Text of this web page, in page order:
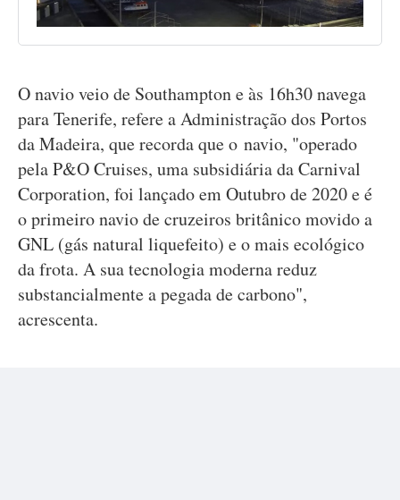
O navio veio de Southampton e às 16h30 navega
para Tenerife, refere a Administração dos Portos
da Madeira, que recorda que o navio, "operado
pela P&O Cruises, uma subsidiária da Carnival
Corporation, foi lançado em Outubro de 2020 e é
o primeiro navio de cruzeiros britânico movido a
GNL (gás natural liquefeito) e o mais ecológico
da frota. A sua tecnologia moderna reduz
substancialmente a pegada de carbono",
acrescenta.